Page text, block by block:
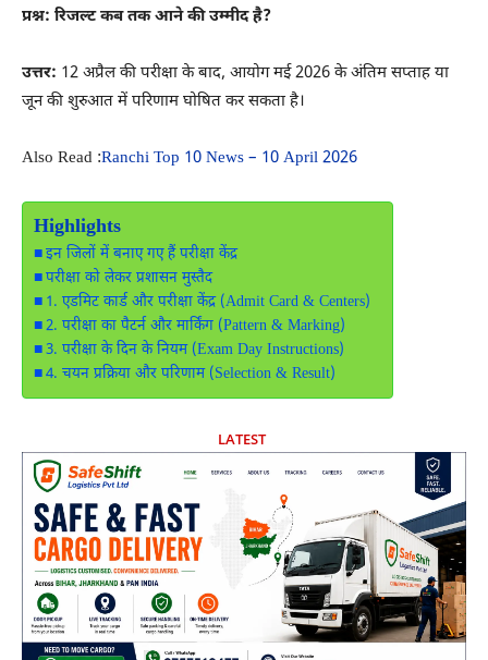
प्रश्न: रिजल्ट कब तक आने की उम्मीद है?
उत्तर: 12 अप्रैल की परीक्षा के बाद, आयोग मई 2026 के अंतिम सप्ताह या
जून की शुरुआत में परिणाम घोषित कर सकता है।
Also Read :Ranchi Top 10 News – 10 April 2026
Highlights
इन जिलों में बनाए गए हैं परीक्षा केंद्र
परीक्षा को लेकर प्रशासन मुस्तैद
1. एडमिट कार्ड और परीक्षा केंद्र (Admit Card & Centers)
2. परीक्षा का पैटर्न और मार्किंग (Pattern & Marking)
3. परीक्षा के दिन के नियम (Exam Day Instructions)
4. चयन प्रक्रिया और परिणाम (Selection & Result)
LATEST